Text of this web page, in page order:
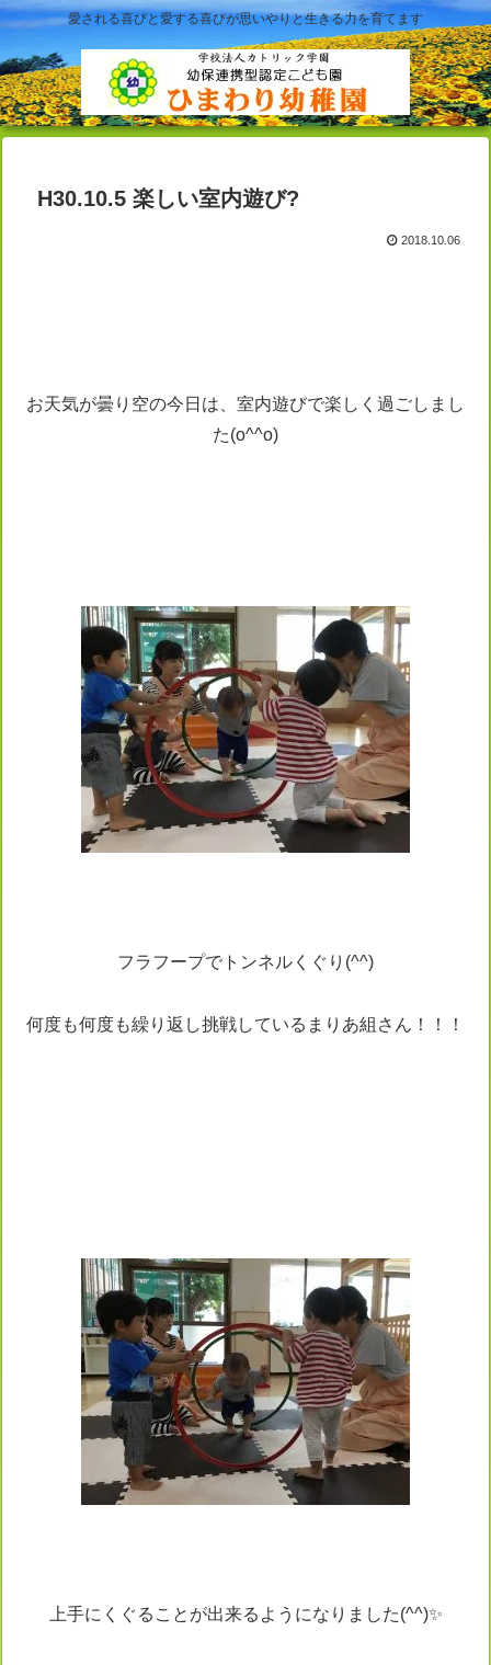
愛される喜びと愛する喜びが思いやりと生きる力を育てます
H30.10.5 楽しい室内遊び?
2018.10.06
お天気が曇り空の今日は、室内遊びで楽しく過ごしまし
た(o^^o)
フラフープでトンネルくぐり(^^)
何度も何度も繰り返し挑戦しているまりあ組さん！！！
上手にくぐることが出来るようになりました(^^)✨